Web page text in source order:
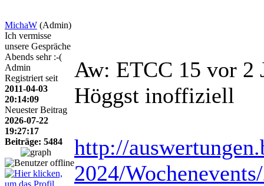
MichaW (Admin)
Ich vermisse
unsere Gespräche
Abends sehr :-(
Admin
Registriert seit
2011-04-03
20:14:09
Neuester Beitrag
2026-07-22
19:27:17
Beiträge: 5484
Aw: ETCC 15 vor 2
Höggst inoffiziell
http://
2024/